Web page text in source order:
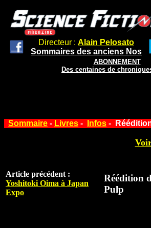
Directeur : Alain Pelosato
Sommaires des anciens Nos
ABONNEMENT
Des centaines de
Sommaire - Livres - Infos -
Article précédent :
Yoshitoki Oima à Japan
Expo
Réédition
Pulp